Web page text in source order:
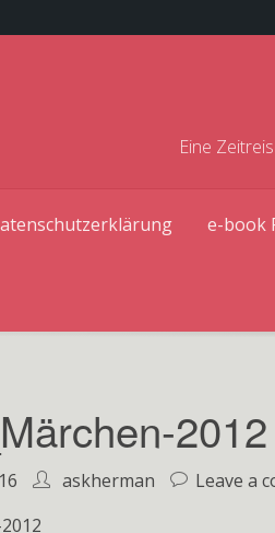
Eine
e-book
2012
askherman Leave a